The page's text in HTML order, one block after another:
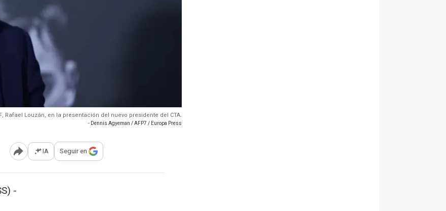
Rafael Louzán, en la presentación del nuevo presidente del CTA.
- Dennis Agyeman / AFP7 / Europa Press
Abrir opciones para compartir
IA Seguir en
-